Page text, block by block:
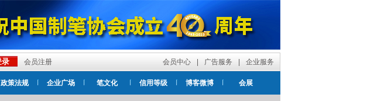
会员注册 会员中心 广告服务 企业服务
政策法规 企业广场 笔文化 信用等级 博客微博 会展